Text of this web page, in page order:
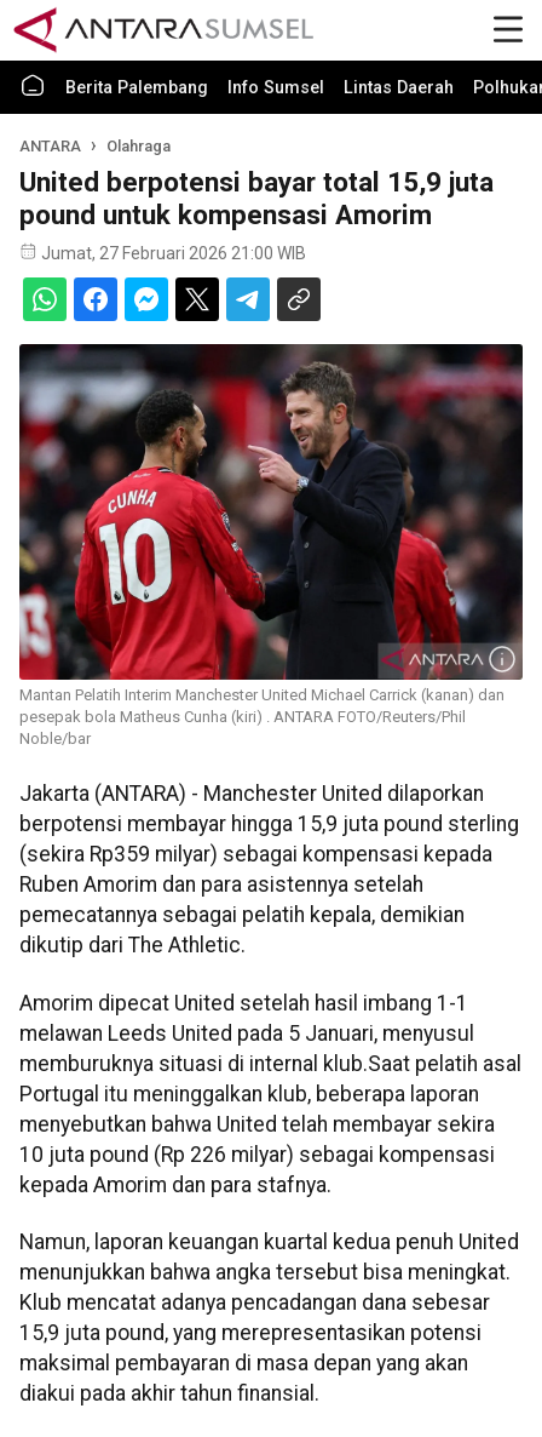
Berita Palembang Info Sumsel Lintas Daerah
ANTARA Olahraga
United berpotensi bayar total 15,9 juta
pound untuk kompensasi Amorim
Jumat, 27 Februari 2026 21:00 WIB
Mantan Pelatih Interim Manchester United Michael Carrick (kanan) dan
pesepak bola Matheus Cunha (kiri) . ANTARA FOTO/Reuters/Phil
Noble/bar
Jakarta (ANTARA) - Manchester United dilaporkan
berpotensi membayar hingga 15,9 juta pound sterling
(sekira Rp359 milyar) sebagai kompensasi kepada
Ruben Amorim dan para asistennya setelah
pemecatannya sebagai pelatih kepala, demikian
dikutip dari The Athletic.
Amorim dipecat United setelah hasil imbang 1-1
melawan Leeds United pada 5 Januari, menyusul
memburuknya situasi di internal klub.Saat pelatih asal
Portugal itu meninggalkan klub, beberapa laporan
menyebutkan bahwa United telah membayar sekira
10 juta pound (Rp 226 milyar) sebagai kompensasi
kepada Amorim dan para stafnya.
Namun, laporan keuangan kuartal kedua penuh United
menunjukkan bahwa angka tersebut bisa meningkat.
Klub mencatat adanya pencadangan dana sebesar
15,9 juta pound, yang merepresentasikan potensi
maksimal pembayaran di masa depan yang akan
diakui pada akhir tahun finansial.